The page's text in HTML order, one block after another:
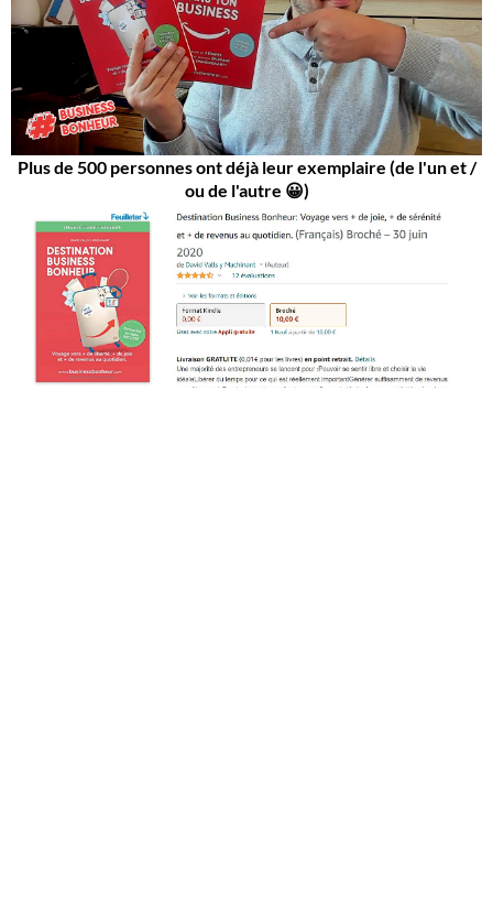
Plus de 500 personnes ont déjà leur exemplaire (de l'un et /
ou de l'autre 😀)